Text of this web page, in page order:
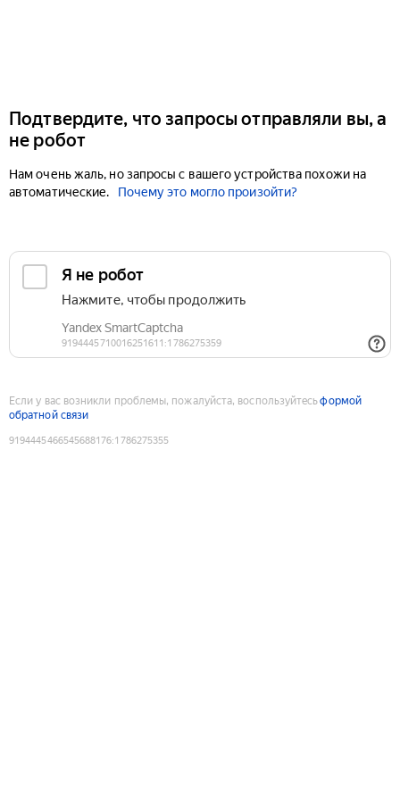
Подтвердите, что запросы отправляли вы, а
не робот
Нам очень жаль, но запросы с вашего устройства похожи на
автоматические.
Почему это могло произойти?
Если у вас возникли проблемы, пожалуйста, воспользуйтесьформой
обратной связи
9194445466545688176:1786275355